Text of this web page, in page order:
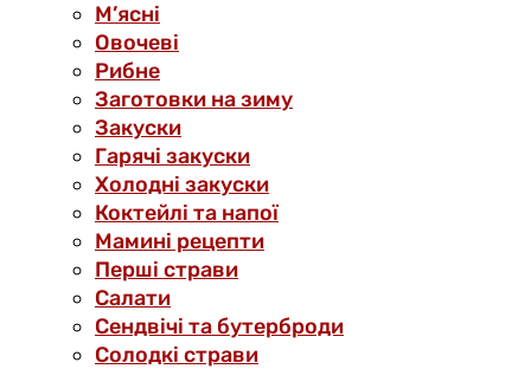
М’ясні
Овочеві
Рибне
Заготовки на зиму
Закуски
Гарячі закуски
Холодні закуски
Коктейлі та напої
Мамині рецепти
Перші страви
Салати
Сендвічі та бутерброди
Солодкі страви